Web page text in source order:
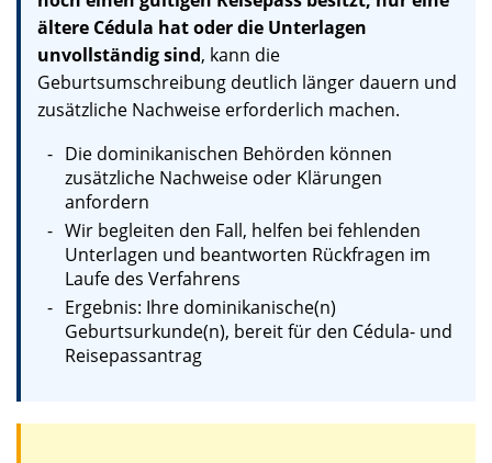
ältere Cédula hat oder die Unterlagen
unvollständig sind, kann die
Geburtsumschreibung deutlich länger dauern und
zusätzliche Nachweise erforderlich machen.
Die dominikanischen Behörden können
zusätzliche Nachweise oder Klärungen
anfordern
Wir begleiten den Fall, helfen bei fehlenden
Unterlagen und beantworten Rückfragen im
Laufe des Verfahrens
Ergebnis: Ihre dominikanische(n)
Geburtsurkunde(n), bereit für den Cédula- und
Reisepassantrag